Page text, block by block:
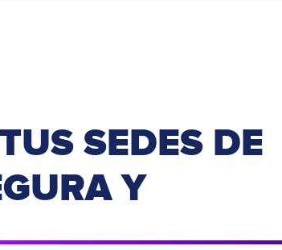
SEDES DE
Y